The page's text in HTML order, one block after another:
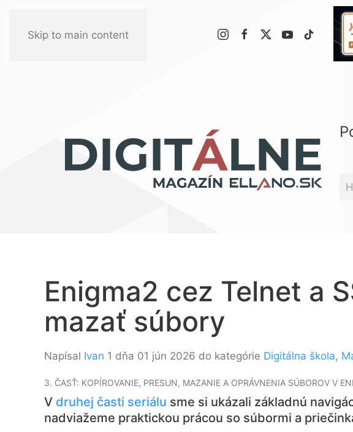
Skip to main content
Enigma2 cez Telnet a
mazať súbory
Napísal Ivan 1 dňa 01 jún 2026 do kategórie Digitálna škola,
3. ČASŤ: KOPÍROVANIE, PRESUN, MAZANIE A OPRÁVNENIA SÚBOROV V
V druhej časti seriálu sme si ukázali základnú
nadviažeme praktickou prácou so súbormi a